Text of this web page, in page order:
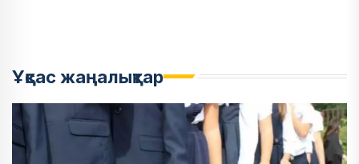
Ұқсас жаңалықтар